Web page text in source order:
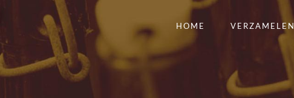
HOME VERZAMELEN